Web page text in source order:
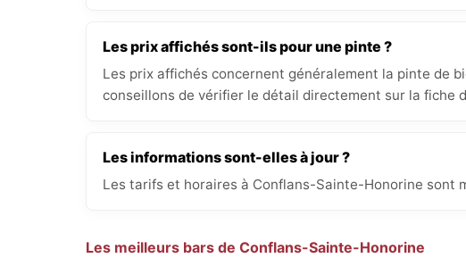
Les prix affichés sont-ils pour une pinte ?
Les prix affichés concernent généralement la pinte de
conseillons de vérifier le détail directement sur la fiche
Les informations sont-elles à jour ?
Les tarifs et horaires à Conflans-Sainte-Honorine sont
Les meilleurs bars de Conflans-Sainte-Honorine